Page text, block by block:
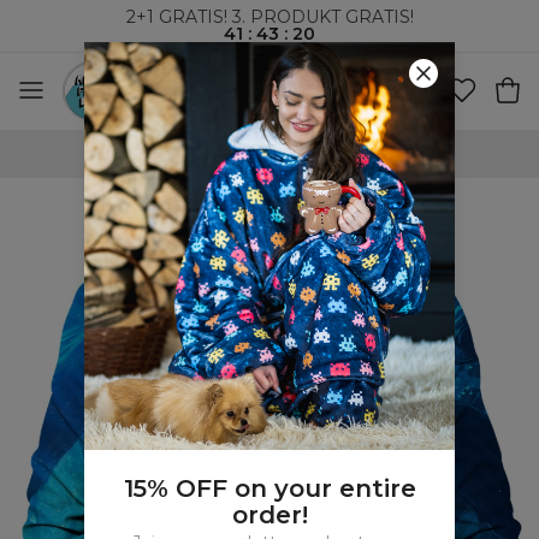
2+1 GRATIS! 3. PRODUKT GRATIS!
41 :43 :19
VERDENSOMSPENNENDE FRAKT
15% OFF on your entire
order!